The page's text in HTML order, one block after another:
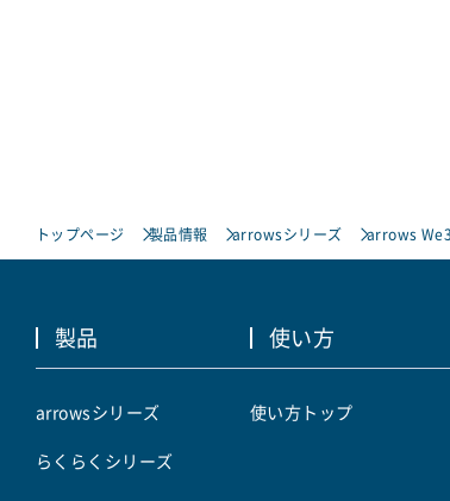
トップページ 製品情報 arrowsシリーズ arrows We3
製品
arrowsシリーズ
らくらくシリーズ
使い方
使い方トップ